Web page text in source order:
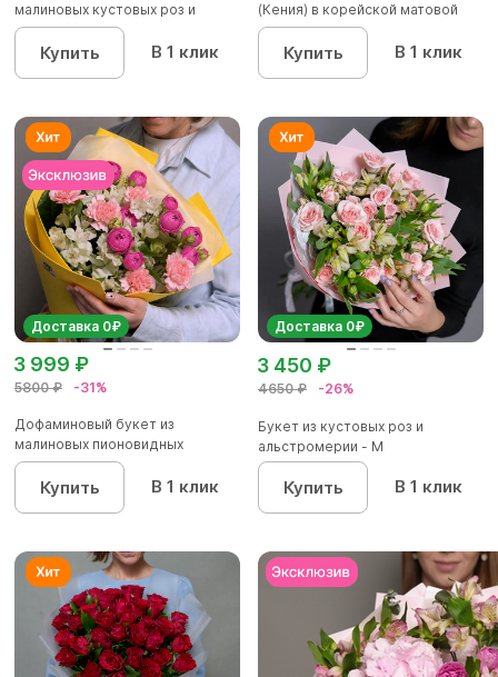
малиновых кустовых роз и
альстроме...
Купить В 1 клик
(Кения) в корейской матовой
уп...
Купить В 1 клик
Доставка 0₽
5800 ₽ -31%
3 999 ₽
Дофаминовый букет из
малиновых пионовидных
кустовых роз...
Купить В 1 клик
Доставка 0₽
4650 ₽ -26%
3 450 ₽
Букет из кустовых роз и
альстромерии - М
Купить В 1 клик